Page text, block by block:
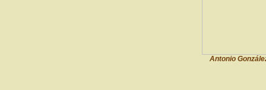
Antonio